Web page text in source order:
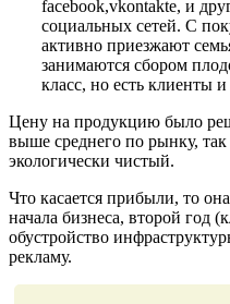
facebook,vkontakte, и
социальных сетей. С
активно приезжают
занимаются сбором
класс, но есть клиенты и
Цену на продукцию было
выше среднего по рынку,
экологически чистый.
Что касается прибыли, то
начала бизнеса, второй год
обустройство
рекламу.